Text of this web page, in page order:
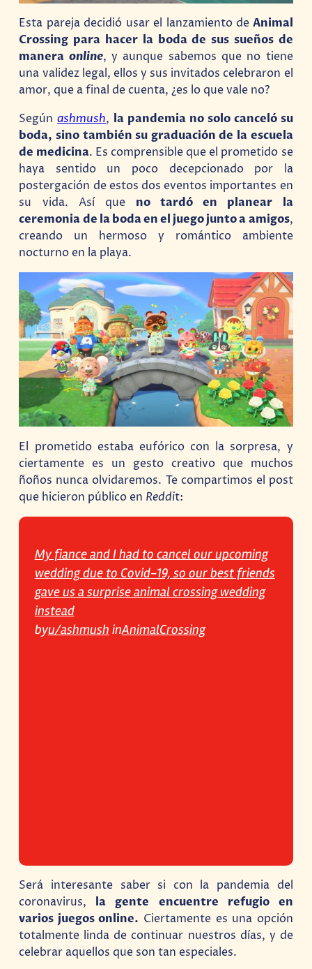
Esta pareja decidió usar el lanzamiento de Animal
Crossing para hacer la boda de sus sueños de
manera online, y aunque sabemos que no tiene
una validez legal, ellos y sus invitados celebraron el
amor, que a final de cuenta, ¿es lo que vale no?
Segúnashmush, la pandemia no solo canceló su
boda, sino también su graduación de la escuela
de medicina. Es comprensible que el prometido se
haya sentido un poco decepcionado por la
postergación de estos dos eventos importantes en
su vida. Así que no tardó en planear la
ceremonia de la boda en el juego junto a amigos,
creando un hermoso y romántico ambiente
nocturno en la playa.
El prometido estaba eufórico con la sorpresa, y
ciertamente es un gesto creativo que muchos
ñoños nunca olvidaremos. Te compartimos el post
que hicieron público en Reddit:
My fiance and I had to cancel our upcoming
wedding due to Covid-19, so our best friends
gave us a surprise animal crossing wedding
instead
byu/ashmush inAnimalCrossing
Será interesante saber si con la pandemia del
coronavirus, la gente encuentre refugio en
varios juegos online. Ciertamente es una opción
totalmente linda de continuar nuestros días, y de
celebrar aquellos que son tan especiales.